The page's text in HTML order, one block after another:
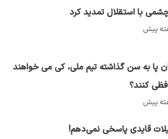
با استقلال تمدید کرد
پا به سن گذاشته تیم ملی، کی می خواهند
کنند؟
قایدی پاسخی نمی‌دهم!